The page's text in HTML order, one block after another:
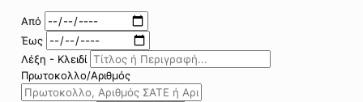
Από
Έως
Λέξη - Κλειδί
Πρωτοκολλο/Αριθμός